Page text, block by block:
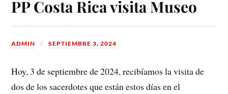
PP Costa Rica visita Museo
ADMIN SEPTIEMBRE 3, 2024
Hoy, 3 de septiembre de 2024, recibíamos la visita de
dos de los sacerdotes que están estos días en el